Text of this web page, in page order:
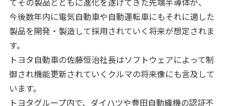
今後数年内に電気自動車や自動運転車にもそれに適した
製品を開発・製造して採用されていく将来が想定されま
す。
トヨタ自動車の佐藤恒治社長はソフトウェアによって制
御され機能更新されていくクルマの将来像にも言及して
います。
トヨタグループ内で、ダイハツや豊田自動織機の認証不